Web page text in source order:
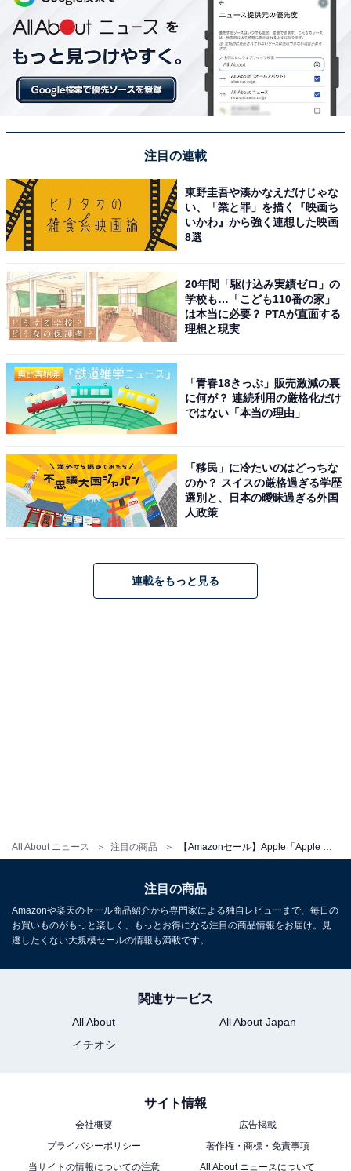
All About ニュース 注目の商品
Apple iPhone 16 (128 GB) - ホワイト SIMフリー 5G対応
Amazonで見る
Apple「iPhone 16 Pro」
Apple iPhone 16 Pro (512 GB) - ブラックチタニウム
SIMフリー 5G対応
Amazonで見る
Apple「EarPods」
Apple AirTag 4個入り 紛失防止タグ 置き忘れ防止 耐水
Amazonで見る
注目の連載
東野圭吾や湊かなえだけじゃな
い、「業と罪」を描く『映画ち
いかわ』から強く連想した映画
8選
20年間「駆け込み実績ゼロ」の
学校も…「こども110番の家」
は本当に必要？ PTAが直面する
理想と現実
「青春18きっぷ」販売激減の裏
に何が？ 連続利用の厳格化だけ
ではない「本当の理由」
「移民」に冷たいのはどっちな
のか？ スイスの厳格過ぎる学歴
選別と、日本の曖昧過ぎる外国
人政策
連載をもっと見る
注目の商品
Amazonや楽天のセール商品紹介から専門家による独自レビューまで、毎日の
お買いものがもっと楽しく、もっとお得になる注目の商品情報をお届け。見
逃したくない大規模セールの情報も満載です。
関連サービス
All About
All About Japan
イチオシ
サイト情報
会社概要
広告掲載
プライバシーポリシー
著作権・商標・免責事項
当サイトの情報についての注意
All About ニュースについて